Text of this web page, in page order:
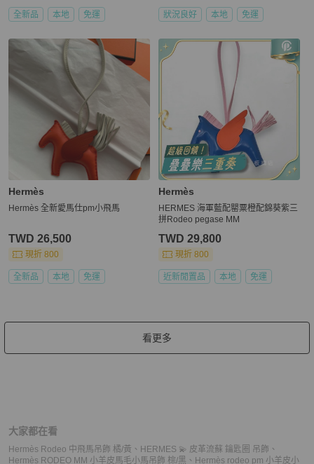
全新品 本地 免運 狀況良好 本地 免運
Hermès
Hermès 全新愛馬仕pm小飛馬
TWD 26,500
現折 800
全新品 本地 免運
Hermès
HERMES 海軍藍配罌粟橙配錦葵紫三
拼Rodeo pegase MM
TWD 29,800
現折 800
近新閒置品 本地 免運
看更多
大家都在看
Hermès Rodeo 中飛馬吊飾 橘/黃 、 HERMES 💫 皮革流蘇 鑰匙圈 吊飾 、
Hermès RODEO MM 小羊皮馬毛小馬吊飾 棕/黑 、 Hermès rodeo pm 小羊皮小